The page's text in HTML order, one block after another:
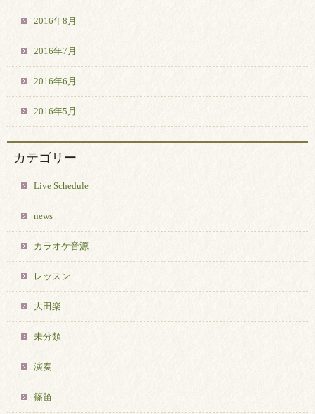
2016年8月
2016年7月
2016年6月
2016年5月
カテゴリー
Live Schedule
news
カラオケ音源
レッスン
大田楽
未分類
演奏
篠笛